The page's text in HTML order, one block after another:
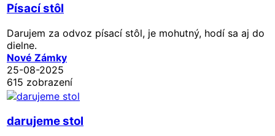
Písací stôl
Darujem za odvoz písací stôl, je mohutný, hodí sa aj do
dielne.
Nové Zámky
25-08-2025
615 zobrazení
darujeme stol